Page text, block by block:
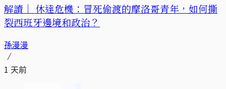
解讀｜ 休達危機：冒死偷渡的摩洛哥青年，如何撕
裂西班牙邊境和政治？
孫漫漫
1 天前